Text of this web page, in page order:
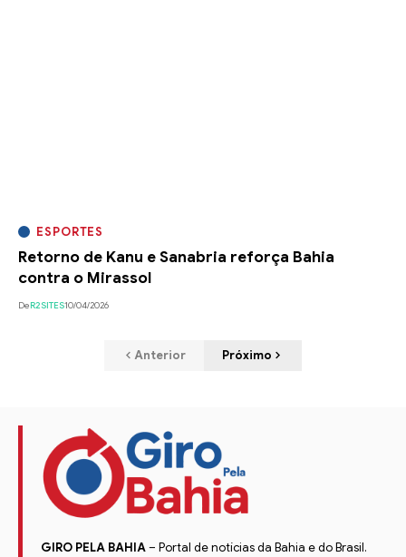
ESPORTES
Retorno de Kanu e Sanabria reforça Bahia
contra o Mirassol
DeR2SITES10/04/2026
Anterior Próximo
GIRO PELA BAHIA– Portal de notícias da Bahia e do Brasil.